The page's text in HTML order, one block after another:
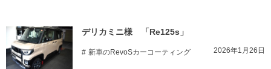
デリカミニ様 「Re125s」
新車のRevoSカーコーティング 2026年1月26日